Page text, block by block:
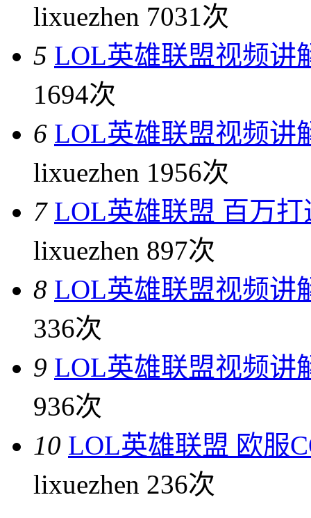
lixuezhen 7031次
5 LOL英雄联盟视频讲
1694次
6 LOL英雄联盟视频讲
lixuezhen 1956次
7 LOL英雄联盟 百万
lixuezhen 897次
8 LOL英雄联盟视频讲
336次
9 LOL英雄联盟视频讲
936次
10 LOL英雄联盟 欧服
lixuezhen 236次